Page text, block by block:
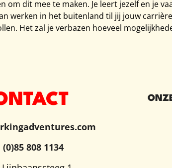
dit mee te maken. Je leert jezelf en je
werken in het buitenland til jij jouw
Het zal je verbazen hoeveel
(0)85 808 1134